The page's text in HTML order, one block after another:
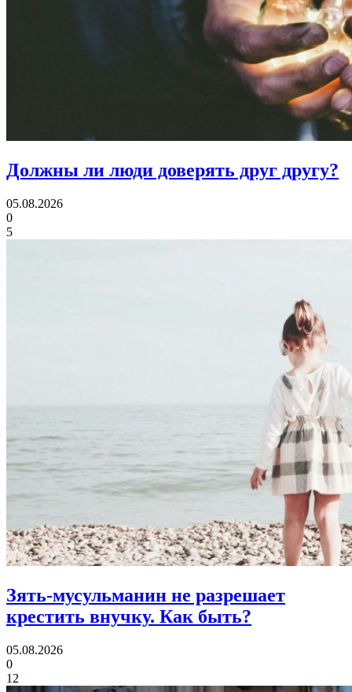
Должны ли люди доверять друг другу?
05.08.2026
0
5
Зять-мусульманин не разрешает
крестить внучку. Как быть?
05.08.2026
0
12